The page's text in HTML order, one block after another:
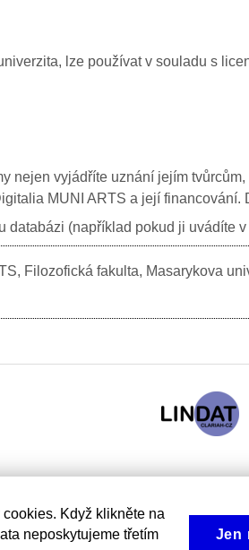
lze používat v souladu s
nejen vyjádříte uznání jejím
MUNI ARTS a její financování.
databázi (například pokud ji uvádíte
Filozofická fakulta, Masarykova
Když klikněte na
neposkytujeme třetím
Jen